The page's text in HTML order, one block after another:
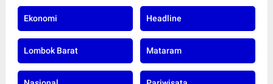
Ekonomi Headline
Lombok Barat Mataram